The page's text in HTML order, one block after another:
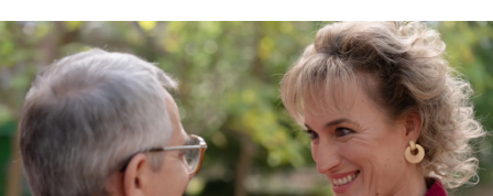
“Ya está bien del teatrillo que os habéis
montado”, ha advertido Benigna ante la mirada
incrédula de los abogados. La pareja se ha visto
acorralada y ha terminado confesando que están
juntos. “¿Por qué me habéis ocultado vuestra
relación?”, les ha preguntado, sorprendida.